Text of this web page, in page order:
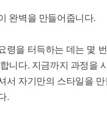
완벽을 만들어줍니다.
령을 터득하는 데는 몇
니다. 지금까지 과정을
서 자기만의 스타일을 만
.